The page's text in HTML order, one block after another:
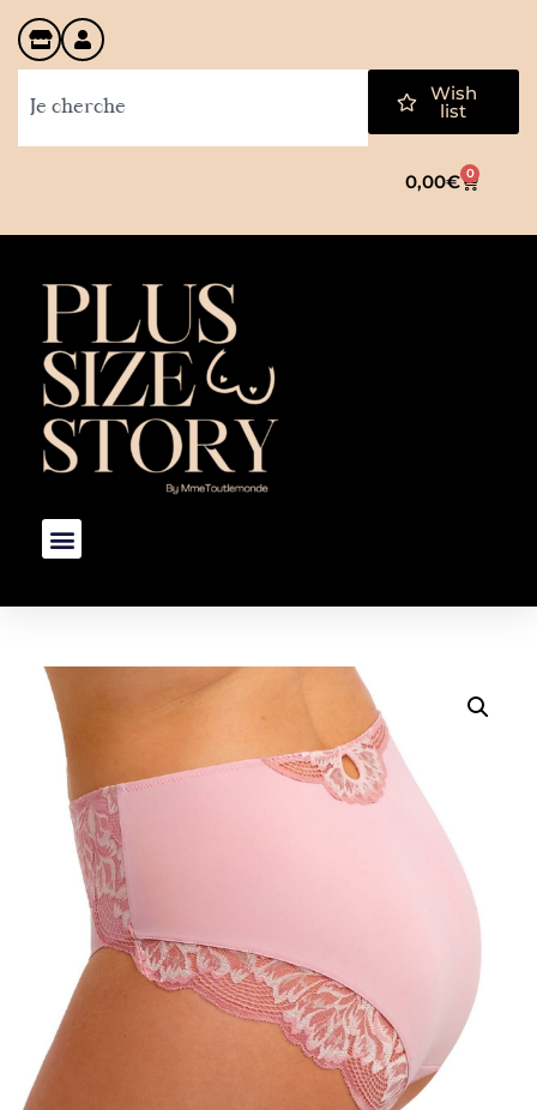
Wish
list
0,00€ 0